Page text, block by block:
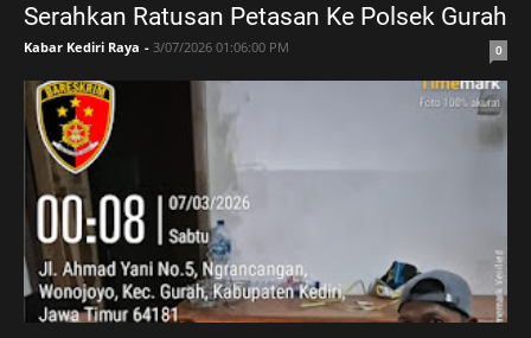
Serahkan Ratusan Petasan Ke Polsek Gurah
Kabar Kediri Raya - 3/07/2026 01:06:00 PM 0